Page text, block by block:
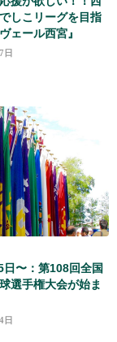
しこリーグを目指
ェール西宮』
日
〜：第108回全国
選手権大会が始ま
日